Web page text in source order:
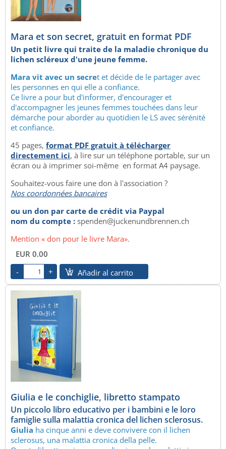
Mara et son secret, gratuit en format PDF
Un petit livre qui traite de la maladie chronique du
lichen scléreux d'une jeune femme.
Mara vit avec un secret et décide de le partager avec
les personnes en qui elle a confiance.
Ce livre a pour but d'informer, d'encourager et
d'accompagner les jeunes femmes touchées dans leur
démarche pour aborder au quotidien le LS avec sérénité
et confiance.
45 pages, format PDF gratuit à télécharger
directement ici, à lire sur un téléphone portable, sur un
écran ou à imprimer soi-même en format A4 paysage.
Souhaitez-vous faire une don à l'association ?
Nos coordonnées bancaires
ou un don par carte de crédit via Paypal
nom du compte : spenden@juckenundbrennen.ch
Mention « don pour le livre Mara».
EUR 0.00
Añadir al carrito
Giulia e le conchiglie, libretto stampato
Un piccolo libro educativo per i bambini e le loro
famiglie sulla malattia cronica del lichen sclerosus.
Giulia ha cinque anni e deve convivere con il lichen
sclerosus, una malattia cronica della pelle.